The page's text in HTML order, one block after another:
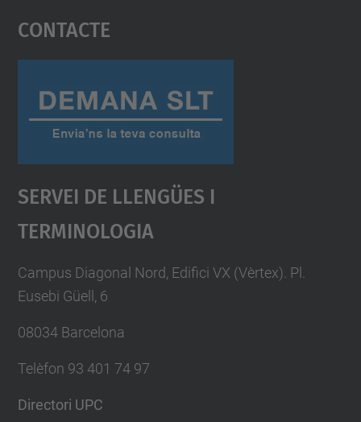
powered by
Contacte
Servei De Llengües I
Terminologia
Campus Diagonal Nord, Edifici VX (Vèrtex). Pl.
Eusebi Güell, 6
08034 Barcelona
Telèfon 93 401 74 97
Directori UPC